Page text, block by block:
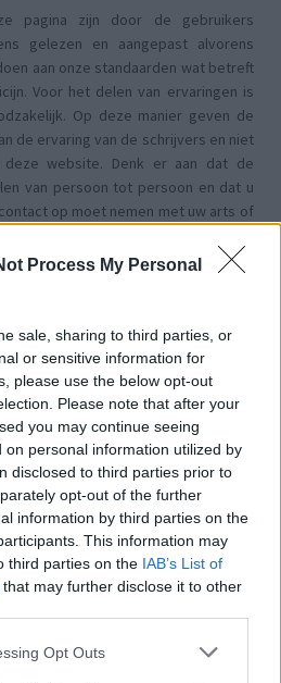
Process My Personal
sale, sharing to third parties, or
or sensitive information for
please use the below opt-out
Please note that after your
you may continue seeing
on personal information utilized by
disclosed to third parties prior to
opt-out of the further
information by third parties on the
This information may
third parties on the IAB’s List of
that may further disclose it to other
Opt Outs
pagina zijn door de gebruikers
gelezen en aangepast alvorens
aan onze standaarden wat betreft
Voor het delen van ervaringen is
Op deze manier geven de
de ervaring van de schrijvers en niet
website. Denk er aan dat de
van persoon tot persoon en dat u
op moet nemen met uw arts of